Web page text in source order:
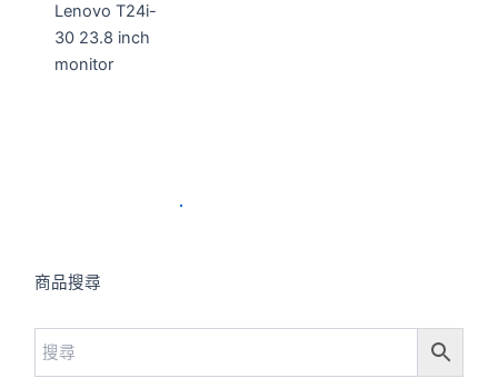
Lenovo T24i-
30 23.8 inch
monitor
◤暢銷熱賣
◢VA249HGZ/23.8